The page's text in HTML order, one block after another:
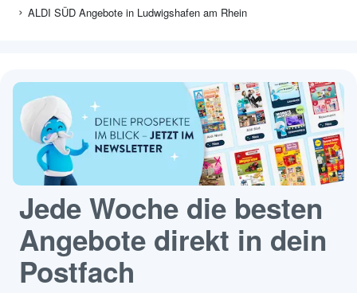
ALDI SÜD Angebote in Ludwigshafen am Rhein
Jede Woche die besten
Angebote direkt in dein
Postfach